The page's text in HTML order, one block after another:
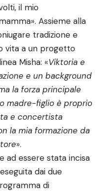
il mio
Assieme alla
tradizione e
vita a un progetto
Misha: «Viktoria e
e un background
la forza principale
madre-figlio è proprio
e concertista
la mia formazione da
».
ad essere stata incisa
dai due
di